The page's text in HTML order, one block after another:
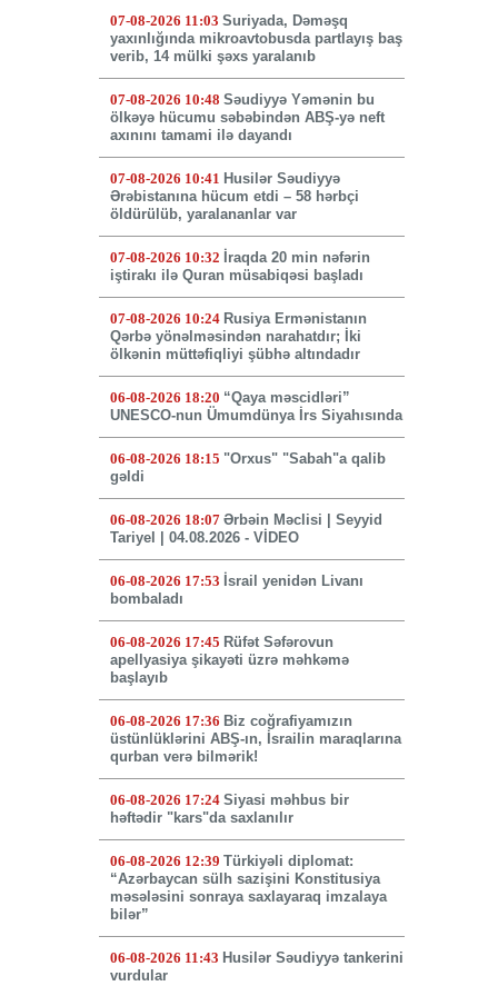
07-08-2026 11:03 Suriyada, Dəməşq
yaxınlığında mikroavtobusda partlayış baş
verib, 14 mülki şəxs yaralanıb
07-08-2026 10:48 Səudiyyə Yəmənin bu
ölkəyə hücumu səbəbindən ABŞ-yə neft
axınını tamami ilə dayandı
07-08-2026 10:41 Husilər Səudiyyə
Ərəbistanına hücum etdi – 58 hərbçi
öldürülüb, yaralananlar var
07-08-2026 10:32 İraqda 20 min nəfərin
iştirakı ilə Quran müsabiqəsi başladı
07-08-2026 10:24 Rusiya Ermənistanın
Qərbə yönəlməsindən narahatdır; İki
ölkənin müttəfiqliyi şübhə altındadır
06-08-2026 18:20 “Qaya məscidləri”
UNESCO-nun Ümumdünya İrs Siyahısında
06-08-2026 18:15 "Orxus" "Sabah"a qalib
gəldi
06-08-2026 18:07 Ərbəin Məclisi | Seyyid
Tariyel | 04.08.2026 - VİDEO
06-08-2026 17:53 İsrail yenidən Livanı
bombaladı
06-08-2026 17:45 Rüfət Səfərovun
apellyasiya şikayəti üzrə məhkəmə
başlayıb
06-08-2026 17:36 Biz coğrafiyamızın
üstünlüklərini ABŞ-ın, İsrailin maraqlarına
qurban verə bilmərik!
06-08-2026 17:24 Siyasi məhbus bir
həftədir "kars"da saxlanılır
06-08-2026 12:39 Türkiyəli diplomat:
“Azərbaycan sülh sazişini Konstitusiya
məsələsini sonraya saxlayaraq imzalaya
bilər”
06-08-2026 11:43 Husilər Səudiyyə tankerini
vurdular